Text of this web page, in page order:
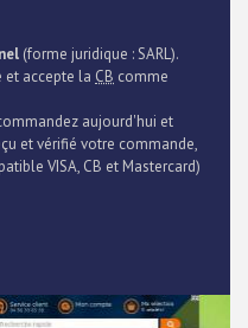
(forme juridique : SARL).
et accepte la CB comme
aujourd'hui et
et vérifié votre commande,
VISA, CB et Mastercard)